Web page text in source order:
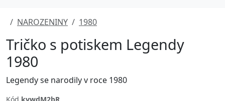
NAROZENINY 1980
Tričko s potiskem Legendy
1980
Legendy se narodily v roce 1980